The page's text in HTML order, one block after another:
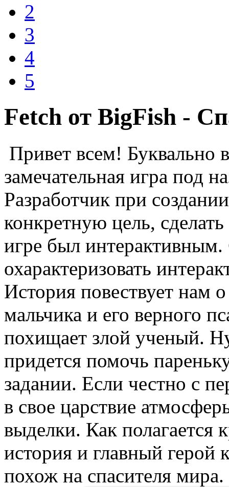
2
3
4
5
Fetch от BigFish -
Привет всем! Буквально
замечательная игра под
Разработчик при
конкретную цель,
игре был
охарактеризовать
История повествует нам
мальчика и его верного
похищает злой ученый.
придется помочь
задании. Если честно с
в свое царствие
выделки. Как полагается
история и главный герой
похож на спасителя мира.